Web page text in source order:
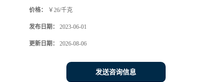
价格： ￥26/千克
发布日期： 2023-06-01
更新日期： 2026-08-06
发送咨询信息